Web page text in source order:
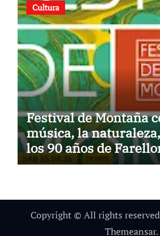
Cultura
Festival de Montaña
música, la
los 90 años de
concierto al aire libre
Copyright © All rights reserved
Themeansar.